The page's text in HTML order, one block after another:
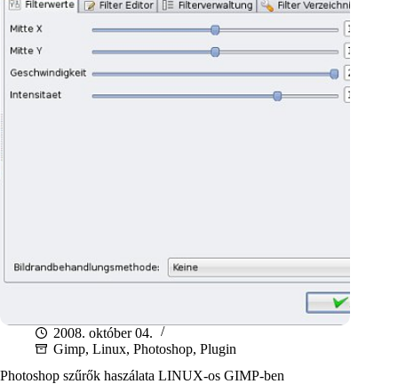
2008. október 04.
Gimp, Linux, Photoshop, Plugin
Photoshop szűrők haszálata LINUX-os GIMP-ben